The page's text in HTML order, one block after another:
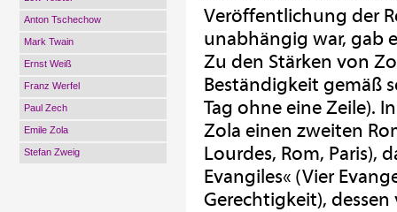
Anton Tschechow
Mark Twain
Ernst Weiß
Franz Werfel
Paul Zech
Emile Zola
Stefan Zweig
Veröffentlichung der
unabhängig war, gab
Zu den Stärken von
Beständigkeit gemäß
Tag ohne eine Zeile).
Zola einen zweiten
Lourdes, Rom, Paris),
Evangiles« (Vier
Gerechtigkeit),